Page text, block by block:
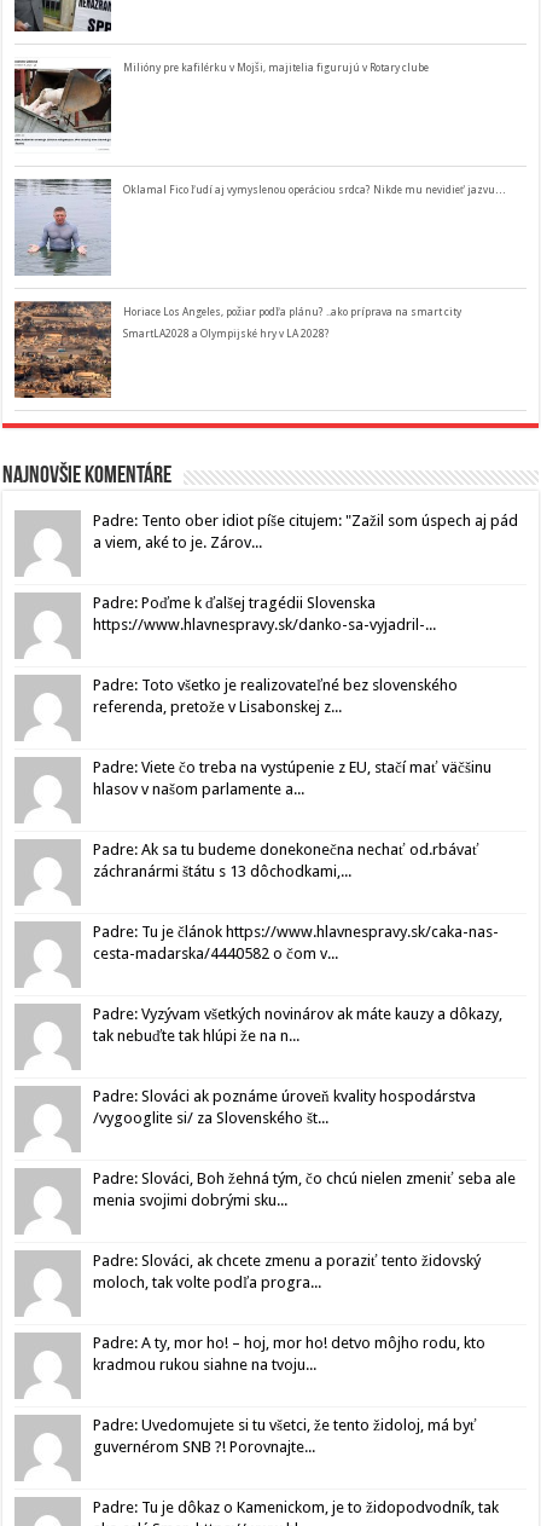
Milióny pre kafilérku v Mojši, majitelia figurujú v Rotary clube
Oklamal Fico ľudí aj vymyslenou operáciou srdca? Nikde mu nevidieť jazvu…
Horiace Los Angeles, požiar podľa plánu? ..ako príprava na smart city
SmartLA2028 a Olympijské hry v LA 2028?
Najnovšie komentáre
Padre: Tento ober idiot píše citujem: "Zažil som úspech aj pád
a viem, aké to je. Zárov...
Padre: Poďme k ďalšej tragédii Slovenska
https://www.hlavnespravy.sk/danko-sa-vyjadril-...
Padre: Toto všetko je realizovateľné bez slovenského
referenda, pretože v Lisabonskej z...
Padre: Viete čo treba na vystúpenie z EU, stačí mať väčšinu
hlasov v našom parlamente a...
Padre: Ak sa tu budeme donekonečna nechať od.rbávať
záchranármi štátu s 13 dôchodkami,...
Padre: Tu je článok https://www.hlavnespravy.sk/caka-nas-
cesta-madarska/4440582 o čom v...
Padre: Vyzývam všetkých novinárov ak máte kauzy a dôkazy,
tak nebuďte tak hlúpi že na n...
Padre: Slováci ak poznáme úroveň kvality hospodárstva
/vygooglite si/ za Slovenského št...
Padre: Slováci, Boh žehná tým, čo chcú nielen zmeniť seba ale
menia svojimi dobrými sku...
Padre: Slováci, ak chcete zmenu a poraziť tento židovský
moloch, tak volte podľa progra...
Padre: A ty, mor ho! – hoj, mor ho! detvo môjho rodu, kto
kradmou rukou siahne na tvoju...
Padre: Uvedomujete si tu všetci, že tento židoloj, má byť
guvernérom SNB ?! Porovnajte...
Padre: Tu je dôkaz o Kamenickom, je to židopodvodník, tak